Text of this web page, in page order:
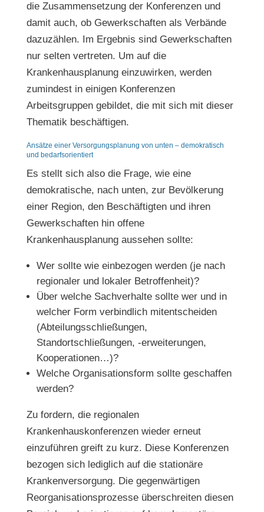
die Zusammensetzung der Konferenzen und
damit auch, ob Gewerkschaften als Verbände
dazuzählen. Im Ergebnis sind Gewerkschaften
nur selten vertreten. Um auf die
Krankenhausplanung einzuwirken, werden
zumindest in einigen Konferenzen
Arbeitsgruppen gebildet, die mit sich mit dieser
Thematik beschäftigen.
Ansätze einer Versorgungsplanung von unten – demokratisch
und bedarfsorientiert
Es stellt sich also die Frage, wie eine
demokratische, nach unten, zur Bevölkerung
einer Region, den Beschäftigten und ihren
Gewerkschaften hin offene
Krankenhausplanung aussehen sollte:
Wer sollte wie einbezogen werden (je nach
regionaler und lokaler Betroffenheit)?
Über welche Sachverhalte sollte wer und in
welcher Form verbindlich mitentscheiden
(Abteilungsschließungen,
Standortschließungen, -erweiterungen,
Kooperationen…)?
Welche Organisationsform sollte geschaffen
werden?
Zu fordern, die regionalen
Krankenhauskonferenzen wieder erneut
einzuführen greift zu kurz. Diese Konferenzen
bezogen sich lediglich auf die stationäre
Krankenversorgung. Die gegenwärtigen
Reorganisationsprozesse überschreiten diesen